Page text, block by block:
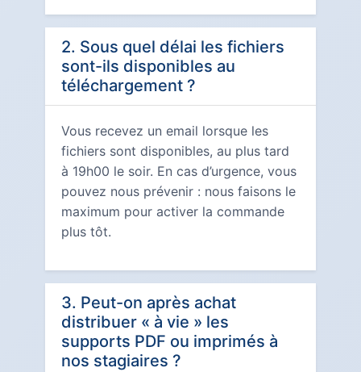
2. Sous quel délai les fichiers
sont-ils disponibles au
téléchargement ?
Vous recevez un email lorsque les
fichiers sont disponibles, au plus tard
à 19h00 le soir. En cas d’urgence, vous
pouvez nous prévenir : nous faisons le
maximum pour activer la commande
plus tôt.
3. Peut-on après achat
distribuer « à vie » les
supports PDF ou imprimés à
nos stagiaires ?